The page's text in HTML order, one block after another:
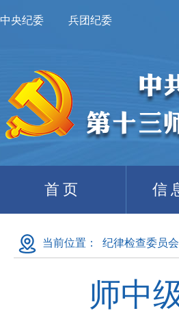
中央纪委 兵团纪委
首页 信
当前位置： 纪律检查委员会
师中